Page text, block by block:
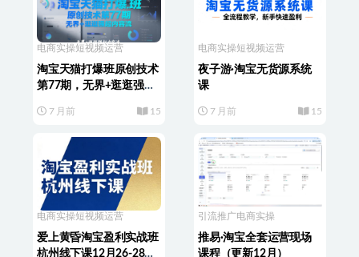
电商实操短视频运营
淘宝天猫打爆班原创技术
第77期，无界+逛逛强起
7 月前 15
电商实操短视频运营
夜子游·淘宝无货源系统
课
7 月前 15
电商实操短视频运营
爱上黄昏淘宝盈利实战班
杭州线下课12月26-28日
引流推广电商实操
推易·淘宝全套运营现场
课程（更新12月）